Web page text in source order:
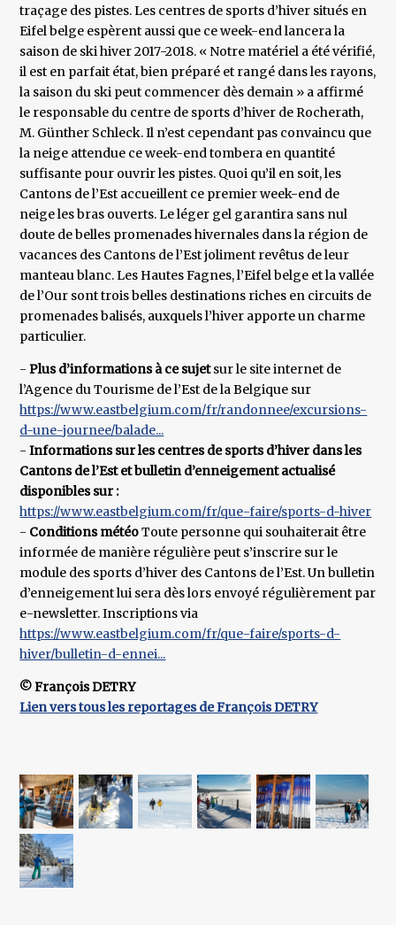
traçage des pistes. Les centres de sports d’hiver situés en
Eifel belge espèrent aussi que ce week-end lancera la
saison de ski hiver 2017-2018. « Notre matériel a été vérifié,
il est en parfait état, bien préparé et rangé dans les rayons,
la saison du ski peut commencer dès demain » a affirmé
le responsable du centre de sports d’hiver de Rocherath,
M. Günther Schleck. Il n’est cependant pas convaincu que
la neige attendue ce week-end tombera en quantité
suffisante pour ouvrir les pistes. Quoi qu’il en soit, les
Cantons de l’Est accueillent ce premier week-end de
neige les bras ouverts. Le léger gel garantira sans nul
doute de belles promenades hivernales dans la région de
vacances des Cantons de l’Est joliment revêtus de leur
manteau blanc. Les Hautes Fagnes, l’Eifel belge et la vallée
de l’Our sont trois belles destinations riches en circuits de
promenades balisés, auxquels l’hiver apporte un charme
particulier.
-Plus d’informations à ce sujetsur le site internet de
l’Agence du Tourisme de l’Est de la Belgique sur
https://www.eastbelgium.com/fr/randonnee/excursions-
d-une-journee/balade...
-Informations sur les centres de sports d’hiver dans les
Cantons de l’Est et bulletin d’enneigement actualisé
disponibles sur :
https://www.eastbelgium.com/fr/que-faire/sports-d-hiver
- Conditions météoToute personne qui souhaiterait être
informée de manière régulière peut s’inscrire sur le
module des sports d’hiver des Cantons de l’Est. Un bulletin
d’enneigement lui sera dès lors envoyé régulièrement par
e-newsletter. Inscriptions via
https://www.eastbelgium.com/fr/que-faire/sports-d-
hiver/bulletin-d-ennei...
© François DETRY
Lien vers tous les reportages de François DETRY